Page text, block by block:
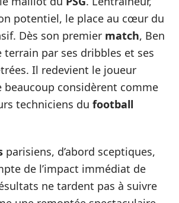
potentiel, le place au cœur du
Dès son premier match, Ben
par ses dribbles et ses
Il redevient le joueur
considèrent comme
techniciens du football
parisiens, d’abord sceptiques,
de l’impact immédiat de
ne tardent pas à suivre